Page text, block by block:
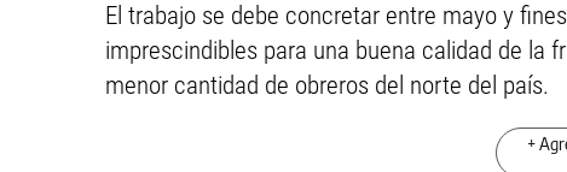
El trabajo se debe concretar entre mayo y
imprescindibles para una buena calidad de la
menor cantidad de obreros del norte del país.
+